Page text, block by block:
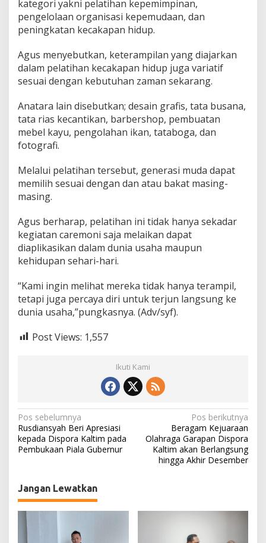
n
g
B
a
g
a
kategori yakni pelatihan kepemimpinan,
pengelolaan organisasi kepemudaan, dan
peningkatan kecakapan hidup.
Agus menyebutkan, keterampilan yang diajarkan
dalam pelatihan kecakapan hidup juga variatif
sesuai dengan kebutuhan zaman sekarang.
Anatara lain disebutkan; desain grafis, tata busana,
tata rias kecantikan, barbershop, pembuatan
mebel kayu, pengolahan ikan, tataboga, dan
fotografi.
Melalui pelatihan tersebut, generasi muda dapat
memilih sesuai dengan dan atau bakat masing-
masing.
Agus berharap, pelatihan ini tidak hanya sekadar
kegiatan caremoni saja melaikan dapat
diaplikasikan dalam dunia usaha maupun
kehidupan sehari-hari.
“Kami ingin melihat mereka tidak hanya terampil,
tetapi juga percaya diri untuk terjun langsung ke
dunia usaha,”pungkasnya. (Adv/syf).
Post Views: 1,557
Ikuti Kami
N
a
v
g
a
Pos sebelumnya
Rusdiansyah Beri Apresiasi
kepada Dispora Kaltim pada
Pembukaan Piala Gubernur
Pos berikutnya
Beragam Kejuaraan
Olahraga Garapan Dispora
Kaltim akan Berlangsung
hingga Akhir Desember
Jangan Lewatkan